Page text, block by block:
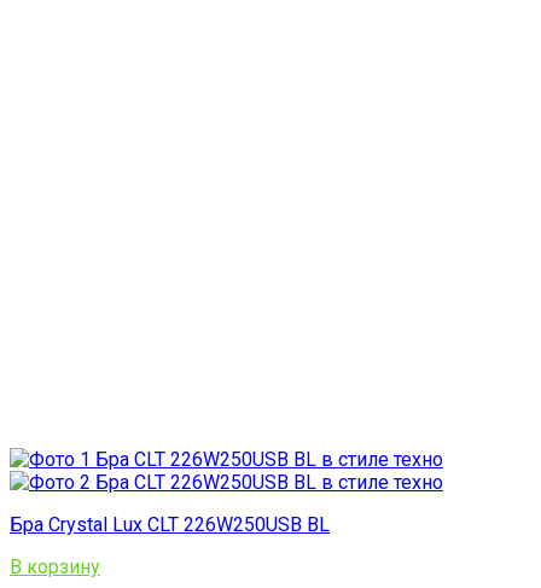
Бра Crystal Lux CLT 226W250USB BL
В корзину